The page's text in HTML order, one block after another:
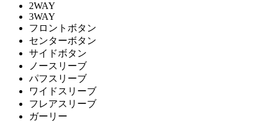
2WAY
3WAY
フロントボタン
センターボタン
サイドボタン
ノースリーブ
パフスリーブ
ワイドスリーブ
フレアスリーブ
ガーリー